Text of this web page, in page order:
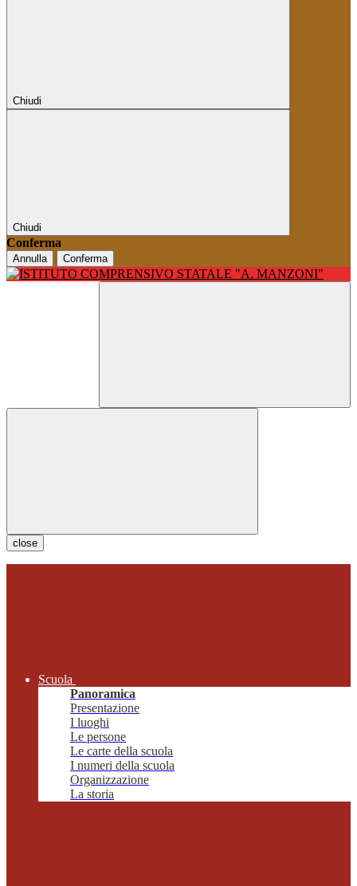
Chiudi
Chiudi
Conferma
Annulla Conferma
close
Scuola
Panoramica
Presentazione
I luoghi
Le persone
Le carte della scuola
I numeri della scuola
Organizzazione
La storia